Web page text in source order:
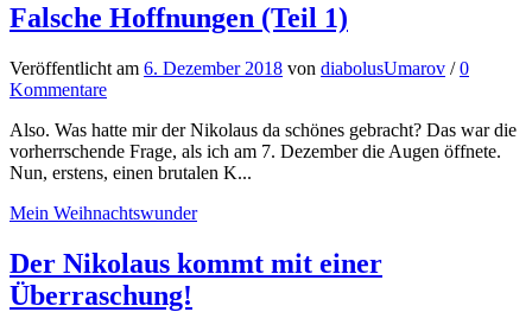
Falsche Hoffnungen (Teil 1)
Veröffentlicht am 6. Dezember 2018 von diabolusUmarov /0
Kommentare
Also. Was hatte mir der Nikolaus da schönes gebracht? Das war die
vorherrschende Frage, als ich am 7. Dezember die Augen öffnete.
Nun, erstens, einen brutalen K...
Mein Weihnachtswunder
Der Nikolaus kommt mit einer
Überraschung!